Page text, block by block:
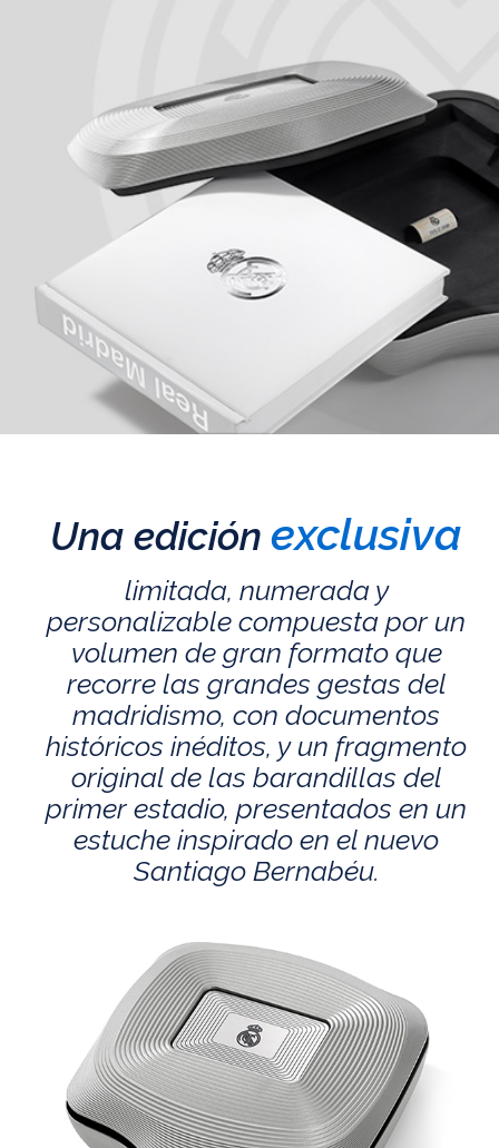
Una edición exclusiva
limitada, numerada y
personalizable compuesta por un
volumen de gran formato que
recorre las grandes gestas del
madridismo, con documentos
históricos inéditos, y un fragmento
original de las barandillas del
primer estadio, presentados en un
estuche inspirado en el nuevo
Santiago Bernabéu.